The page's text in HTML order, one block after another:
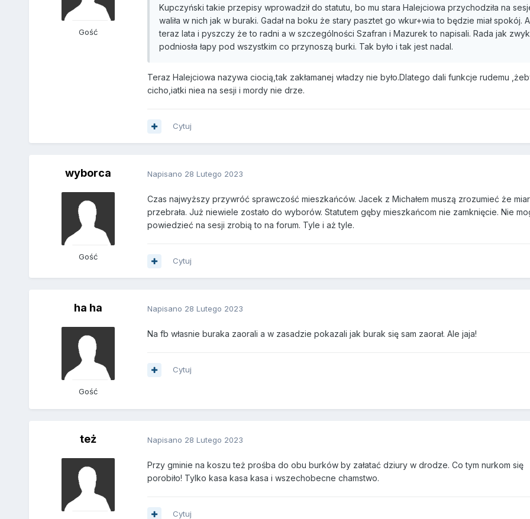
Gość
Kupczyński takie przepisy wprowadził do statutu, bo mu stara Halejciowa przychodziła na
waliła w nich jak w buraki. Gadał na boku że stary pasztet go wkur+wia to będzie miał spokój. A
teraz lata i pyszczy że to radni a w szczególności Szafran i Mazurek to napisali. Rada jak
podniosła łapy pod wszystkim co przynoszą burki. Tak było i tak jest nadal.
Teraz Halejciowa nazywa ciocią,tak zakłamanej władzy nie było.Dlatego dali funkcje rudemu
cicho,iatki niea na sesji i mordy nie drze.
Cytuj
wyborca
Gość
Napisano 28 Lutego 2023
Czas najwyższy przywróć sprawczość mieszkańców. Jacek z Michałem muszą zrozumieć że
przebrała. Już niewiele zostało do wyborów. Statutem gęby mieszkańcom nie zamknięcie. Nie
powiedzieć na sesji zrobią to na forum. Tyle i aż tyle.
Cytuj
ha ha
Gość
Napisano 28 Lutego 2023
Na fb własnie buraka zaorali a w zasadzie pokazali jak burak się sam zaorał. Ale jaja!
Cytuj
też Napisano 28 Lutego 2023
Przy gminie na koszu też prośba do obu burków by załatać dziury w drodze. Co tym nurkom się
porobiło! Tylko kasa kasa kasa i wszechobecne chamstwo.
Cytuj